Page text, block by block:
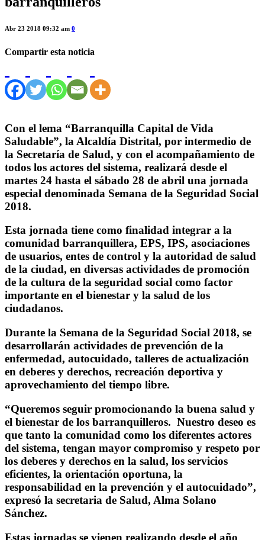
Abr 23 2018 09:32 am 0
Compartir esta noticia
Con el lema “Barranquilla Capital de Vida
Saludable”, la Alcaldía Distrital, por intermedio de
la Secretaría de Salud, y con el acompañamiento de
todos los actores del sistema, realizará desde el
martes 24 hasta el sábado 28 de abril una jornada
especial denominada Semana de la Seguridad Social
2018.
Esta jornada tiene como finalidad integrar a la
comunidad barranquillera, EPS, IPS, asociaciones
de usuarios, entes de control y la autoridad de salud
de la ciudad, en diversas actividades de promoción
de la cultura de la seguridad social como factor
importante en el bienestar y la salud de los
ciudadanos.
Durante la Semana de la Seguridad Social 2018, se
desarrollarán actividades de prevención de la
enfermedad, autocuidado, talleres de actualización
en deberes y derechos, recreación deportiva y
aprovechamiento del tiempo libre.
“Queremos seguir promocionando la buena salud y
el bienestar de los barranquilleros. Nuestro deseo es
que tanto la comunidad como los diferentes actores
del sistema, tengan mayor compromiso y respeto por
los deberes y derechos en la salud, los servicios
eficientes, la orientación oportuna, la
responsabilidad en la prevención y el autocuidado”,
expresó la secretaria de Salud, Alma Solano
Sánchez.
Estas jornadas se vienen realizando desde el año